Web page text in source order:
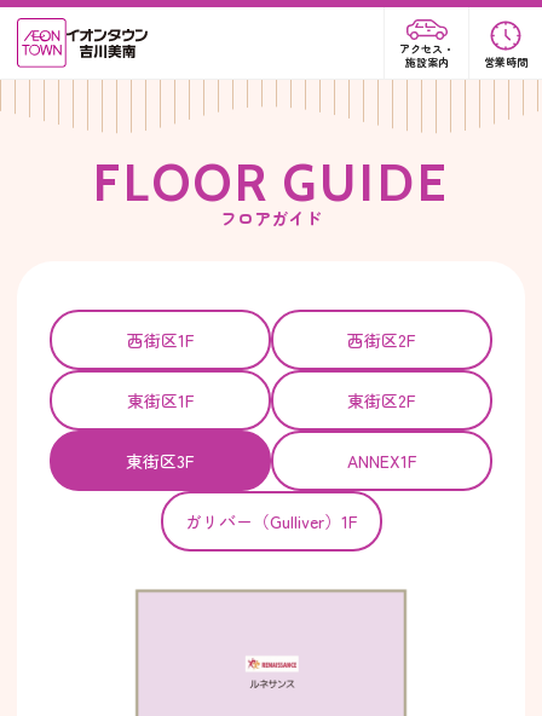
アクセス・
施設案内
営業時間
FLOOR GUIDE
フロアガイド
西街区1F 西街区2F
東街区1F 東街区2F
東街区3F ANNEX1F
ガリバー（Gulliver）1F